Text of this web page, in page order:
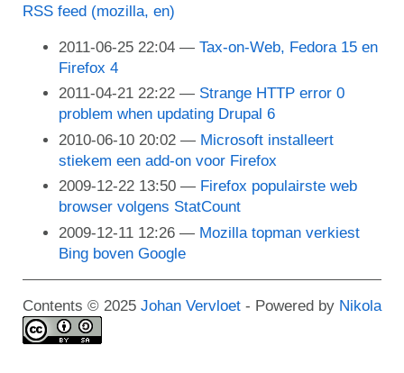
RSS feed (mozilla, en)
2011-06-25 22:04
Tax-on-Web, Fedora 15 en
Firefox 4
2011-04-21 22:22
Strange HTTP error 0
problem when updating Drupal 6
2010-06-10 20:02
Microsoft installeert
stiekem een add-on voor Firefox
2009-12-22 13:50
Firefox populairste web
browser volgens StatCount
2009-12-11 12:26
Mozilla topman verkiest
Bing boven Google
Contents © 2025 Johan Vervloet - Powered by Nikola